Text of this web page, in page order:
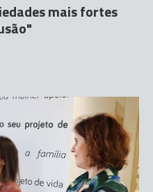
mais fortes